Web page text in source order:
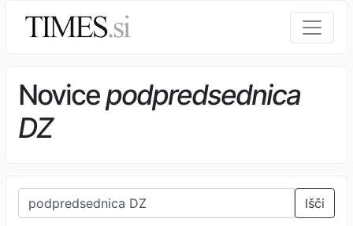
Novicepodpredsednica
DZ
Išči